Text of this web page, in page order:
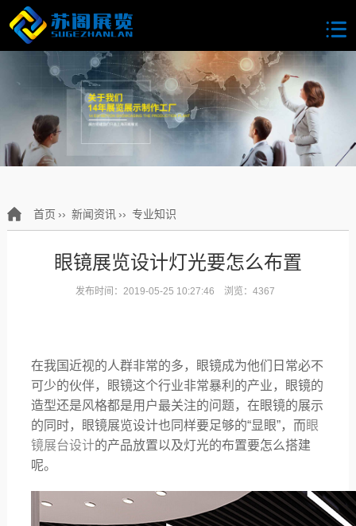
首页 ›› 新闻资讯 ›› 专业知识
眼镜展览设计灯光要怎么布置
发布时间：2019-05-25 10:27:46 浏览：4367
在我国近视的人群非常的多，眼镜成为他们日常必不
可少的伙伴，眼镜这个行业非常暴利的产业，眼镜的
造型还是风格都是用户最关注的问题，在眼镜的展示
的同时，眼镜展览设计也同样要足够的“显眼”，而眼
镜展台设计的产品放置以及灯光的布置要怎么搭建
呢。